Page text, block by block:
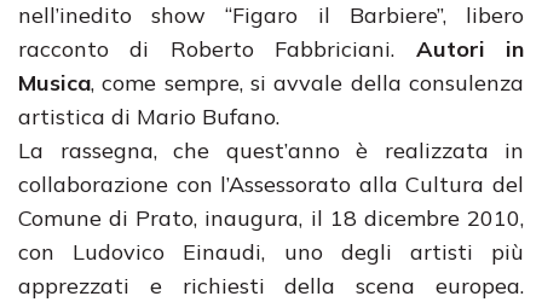
nell’inedito show “Figaro il Barbiere”, libero
racconto di Roberto Fabbriciani. Autori in
Musica, come sempre, si avvale della consulenza
artistica di Mario Bufano.
La rassegna, che quest’anno è realizzata in
collaborazione con l’Assessorato alla Cultura del
Comune di Prato, inaugura, il 18 dicembre 2010,
con Ludovico Einaudi, uno degli artisti più
apprezzati e richiesti della scena europea.